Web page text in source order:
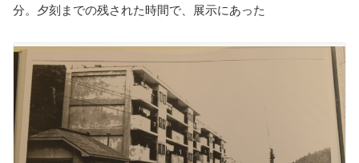
分。夕刻までの残された時間で、展示にあった